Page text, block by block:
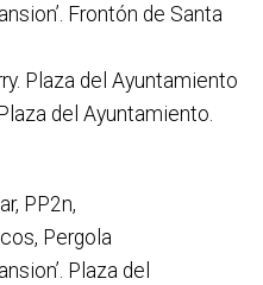
Frontón de Santa
Plaza del Ayuntamiento
del Ayuntamiento.
PP2n,
Pergola
Plaza del